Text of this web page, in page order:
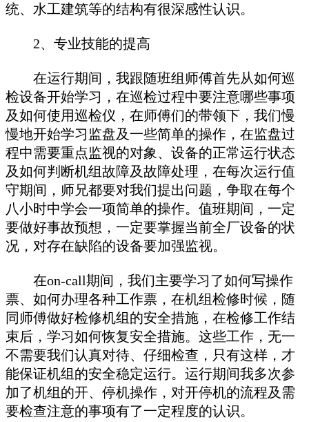
统、水工建筑等的结构有很深感性认识。
2、专业技能的提高
在运行期间，我跟随班组师傅首先从如何巡
检设备开始学习，在巡检过程中要注意哪些事项
及如何使用巡检仪，在师傅们的带领下，我们慢
慢地开始学习监盘及一些简单的操作，在监盘过
程中需要重点监视的对象、设备的正常运行状态
及如何判断机组故障及故障处理，在每次运行值
守期间，师兄都要对我们提出问题，争取在每个
八小时中学会一项简单的操作。值班期间，一定
要做好事故预想，一定要掌握当前全厂设备的状
况，对存在缺陷的设备要加强监视。
在on-call期间，我们主要学习了如何写操作
票、如何办理各种工作票，在机组检修时候，随
同师傅做好检修机组的安全措施，在检修工作结
束后，学习如何恢复安全措施。这些工作，无一
不需要我们认真对待、仔细检查，只有这样，才
能保证机组的安全稳定运行。运行期间我多次参
加了机组的开、停机操作，对开停机的流程及需
要检查注意的事项有了一定程度的认识。